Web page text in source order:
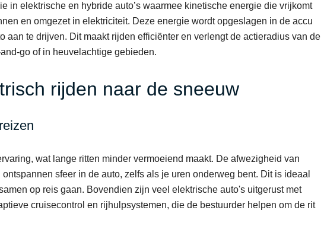
in elektrische en hybride auto’s waarmee kinetische energie die vrijkomt
en omgezet in elektriciteit. Deze energie wordt opgeslagen in de accu
aan te drijven. Dit maakt rijden efficiënter en verlengt de actieradius van de
go of in heuvelachtige gebieden.
rijden naar de sneeuw
wat lange ritten minder vermoeiend maakt. De afwezigheid van
sfeer in de auto, zelfs als je uren onderweg bent. Dit is ideaal
op reis gaan. Bovendien zijn veel elektrische auto's uitgerust met
cruisecontrol en rijhulpsystemen, die de bestuurder helpen om de rit